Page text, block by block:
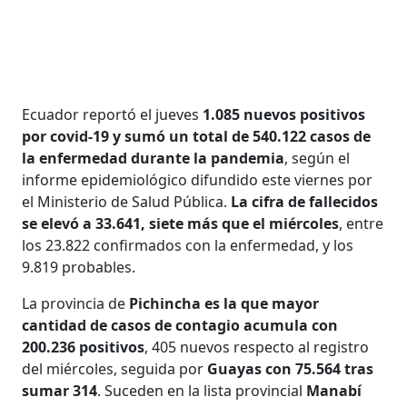
Ecuador reportó el jueves 1.085 nuevos positivos
por covid-19 y sumó un total de 540.122 casos de
la enfermedad durante la pandemia, según el
informe epidemiológico difundido este viernes por
el Ministerio de Salud Pública. La cifra de fallecidos
se elevó a 33.641, siete más que el miércoles, entre
los 23.822 confirmados con la enfermedad, y los
9.819 probables.
La provincia de Pichincha es la que mayor
cantidad de casos de contagio acumula con
200.236 positivos, 405 nuevos respecto al registro
del miércoles, seguida por Guayas con 75.564 tras
sumar 314. Suceden en la lista provincial Manabí